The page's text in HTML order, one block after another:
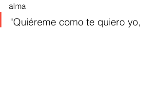
alma
"Quiéreme como te quiero yo,